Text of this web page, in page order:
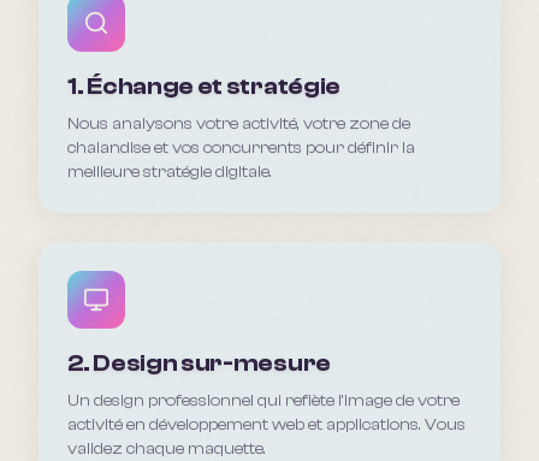
1. Échange et stratégie
Nous analysons votre activité, votre zone de
chalandise et vos concurrents pour définir la
meilleure stratégie digitale.
2. Design sur-mesure
Un design professionnel qui reflète l'image de votre
activité en développement web et applications. Vous
validez chaque maquette.